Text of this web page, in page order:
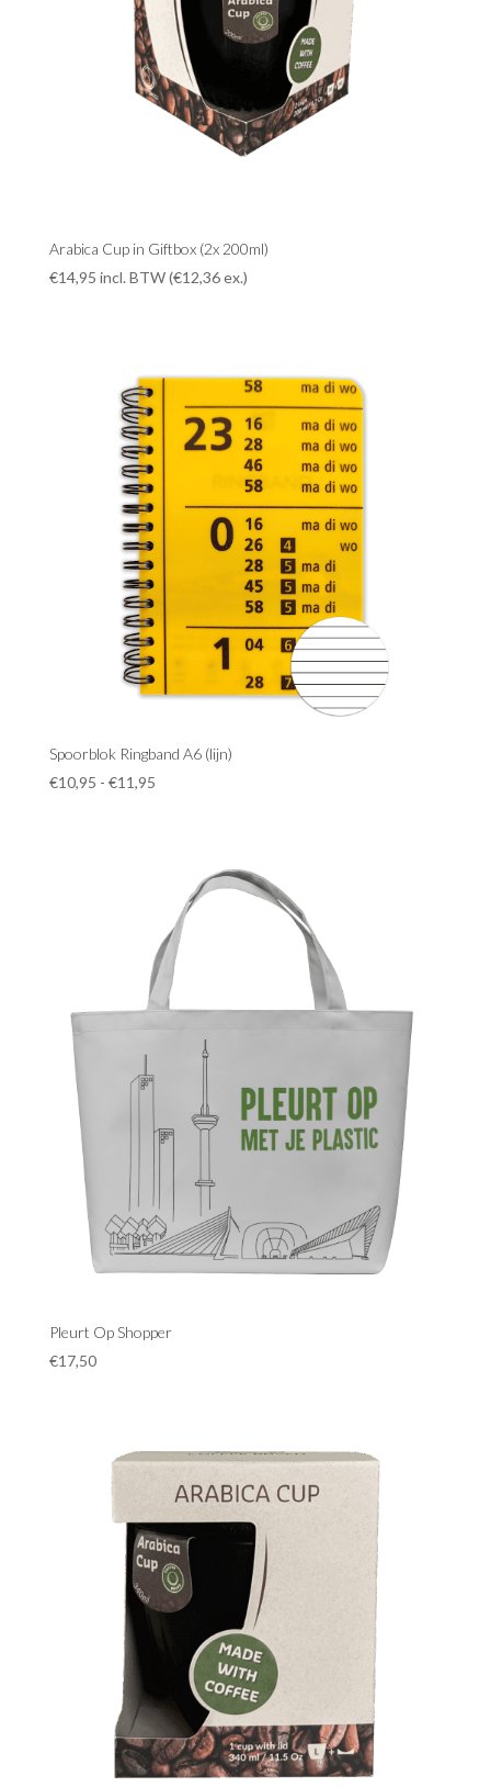
Arabica Cup in Giftbox (2x 200ml)
€14,95 incl. BTW (€12,36ex.)
Spoorblok Ringband A6 (lijn)
€10,95 - €11,95Prijsklasse:
Pleurt Op Shopper
€17,50